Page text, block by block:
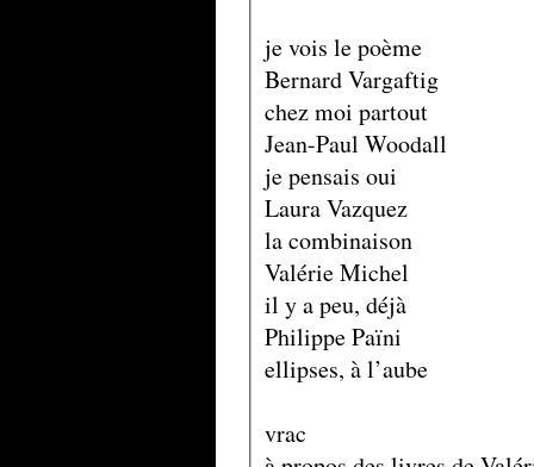
je vois le poème
Bernard Vargaftig
chez moi partout
Jean-Paul Woodall
je pensais oui
Laura Vazquez
la combinaison
Valérie Michel
il y a peu, déjà
Philippe Païni
ellipses, à l’aube
vrac